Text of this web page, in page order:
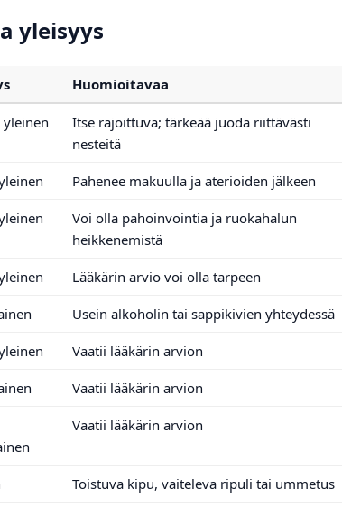
yleisyys
Huomioitavaa
Itse rajoittuva; tärkeää juoda riittävästi
nesteitä
Pahenee makuulla ja aterioiden jälkeen
Voi olla pahoinvointia ja ruokahalun
heikkenemistä
Lääkärin arvio voi olla tarpeen
Usein alkoholin tai sappikivien yhteydessä
Vaatii lääkärin arvion
Vaatii lääkärin arvion
Vaatii lääkärin arvion
Toistuva kipu, vaiteleva ripuli tai ummetus